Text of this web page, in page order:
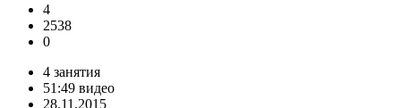
4
2538
0
4 занятия
51:49 видео
28.11.2015